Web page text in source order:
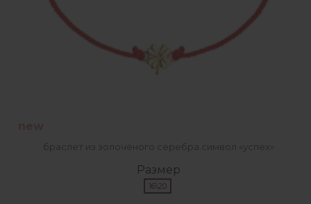
браслет из золочёного серебра.символ «успех»
Размер
16\20